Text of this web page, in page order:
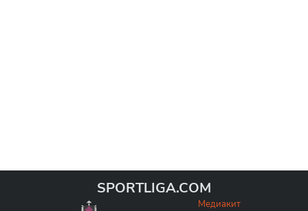
SPORTLIGA.COM
Медиакит